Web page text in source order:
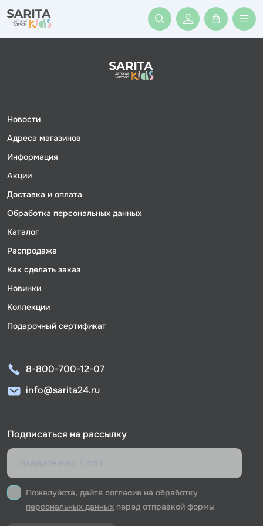
Войти или
Новости
Адреса магазинов
Информация
Акции
Доставка и оплата
Обработка персональных данных
Каталог
Распродажа
Как сделать заказ
Новинки
Коллекции
Подарочный сертификат
8-800-700-12-07
info@sarita24.ru
Подписаться на рассылку
Пожалуйста, дайте согласие на обработку
персональных данных перед отправкой формы